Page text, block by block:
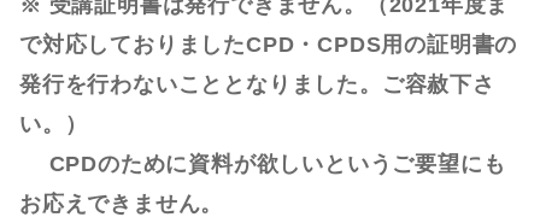
で対応しておりましたCPD・CPDS用の証明書の
発行を行わないこととなりました。ご容赦下さ
い。）
CPDのために資料が欲しいというご要望にも
お応えできません。